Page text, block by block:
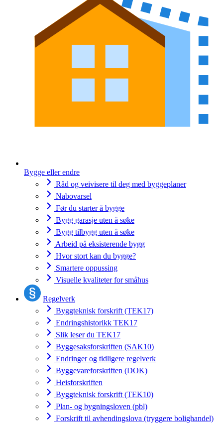
Bygge eller endre
Råd og veivisere til deg med byggeplaner
Nabovarsel
Før du starter å bygge
Bygg garasje uten å søke
Bygg tilbygg uten å søke
Arbeid på eksisterende bygg
Hvor stort kan du bygge?
Smartere oppussing
Visuelle kvaliteter for småhus
Regelverk
Byggteknisk forskrift (TEK17)
Endringshistorikk TEK17
Slik leser du TEK17
Byggesaksforskriften (SAK10)
Endringer og tidligere regelverk
Byggevareforskriften (DOK)
Heisforskriften
Byggteknisk forskrift (TEK10)
Plan- og bygningsloven (pbl)
Forskrift til avhendingslova (tryggere bolighandel)